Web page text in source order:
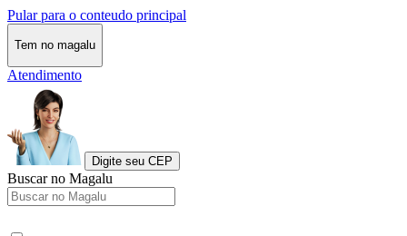
Pular para o conteudo principal
Tem no magalu
Atendimento
Digite seu CEP
Buscar no Magalu